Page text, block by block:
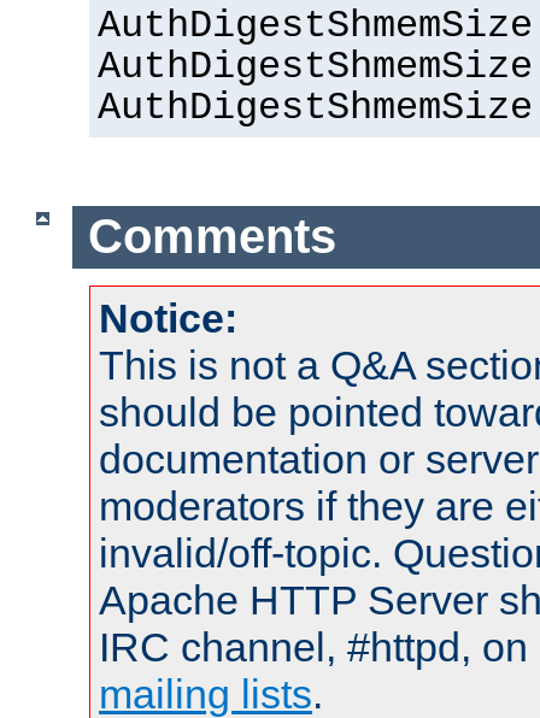
Comments
Notice:
This is not a Q&A
should be pointed
documentation or
moderators if they are
invalid/off-topic.
Apache HTTP Server
IRC channel, #httpd,
mailing lists.